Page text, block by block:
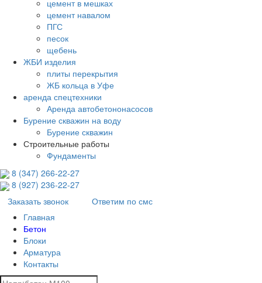
цемент в мешках
цемент навалом
ПГС
песок
щебень
ЖБИ изделия
плиты перекрытия
ЖБ кольца в Уфе
аренда спецтехники
Аренда автобетононасосов
Бурение скважин на воду
Бурение скважин
Строительные работы
Фундаменты
8 (347) 266‑22‑27
8 (927) 236‑22‑27
Заказать звонок
Ответим по смс
Главная
Бетон
Блоки
Арматура
Контакты